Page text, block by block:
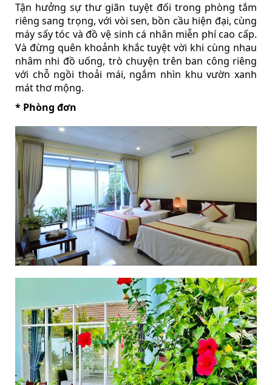
Tận hưởng sự thư giãn tuyệt đối trong phòng tắm
riêng sang trọng, với vòi sen, bồn cầu hiện đại, cùng
máy sấy tóc và đồ vệ sinh cá nhân miễn phí cao cấp.
Và đừng quên khoảnh khắc tuyệt vời khi cùng nhau
nhâm nhi đồ uống, trò chuyện trên ban công riêng
với chỗ ngồi thoải mái, ngắm nhìn khu vườn xanh
mát thơ mộng.
* Phòng đơn